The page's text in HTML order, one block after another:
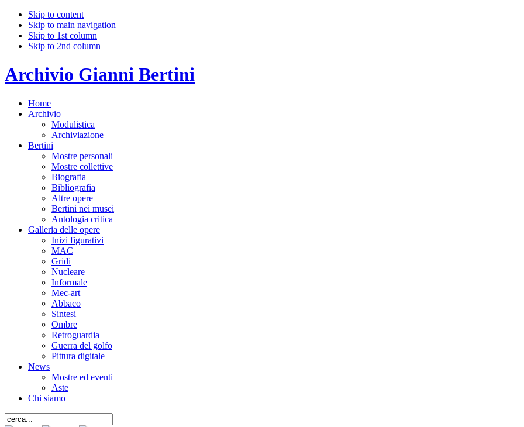
Skip to content
Skip to main navigation
Skip to 1st column
Skip to 2nd column
Archivio Gianni Bertini
Home
Archivio
Modulistica
Archiviazione
Bertini
Mostre personali
Mostre collettive
Biografia
Bibliografia
Altre opere
Bertini nei musei
Antologia critica
Galleria delle opere
Inizi figurativi
MAC
Gridi
Nucleare
Informale
Mec-art
Abbaco
Sintesi
Ombre
Retroguardia
Guerra del golfo
Pittura digitale
News
Mostre ed eventi
Aste
Chi siamo